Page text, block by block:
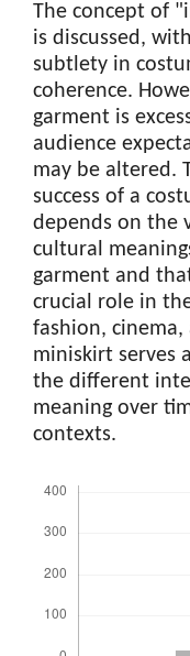
The concept of
is discussed,
subtlety in
coherence.
garment is
audience
may be altered.
success of a
depends on the
cultural
garment and
crucial role in
fashion, cinema,
miniskirt serves
the different
meaning over
contexts.